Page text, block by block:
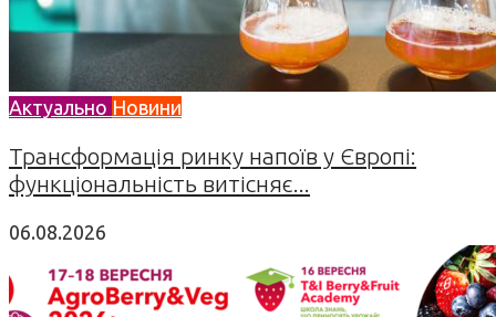
Актуально Новини
Трансформація ринку напоїв у Європі:
функціональність витісняє...
06.08.2026